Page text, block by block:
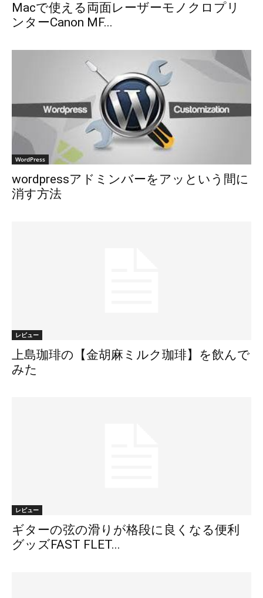
Macで使える両面レーザーモノクロプリ
ンターCanon MF...
WordPress
wordpressアドミンバーをアッという間に
消す方法
レビュー
上島珈琲の【金胡麻ミルク珈琲】を飲んで
みた
レビュー
ギターの弦の滑りが格段に良くなる便利
グッズFAST FLET...